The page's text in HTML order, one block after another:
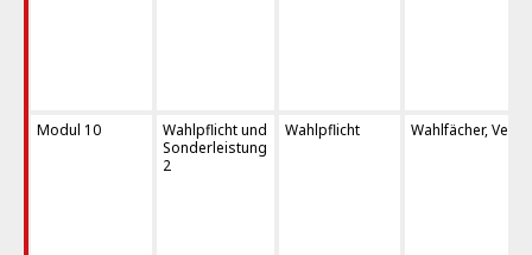
Modul 10
Wahlpflicht und
Sonderleistung
2
Wahlpflicht Wahlfächer,